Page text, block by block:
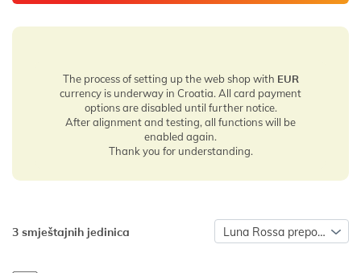
The process of setting up the web shop with EUR
currency is underway in Croatia. All card payment
options are disabled until further notice.
After alignment and testing, all functions will be
enabled again.
Thank you for understanding.
3 smještajnih jedinica Luna Rossa preporuča